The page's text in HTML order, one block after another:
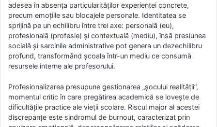
adesea în absența particularităților experienței concrete,
precum emoțiile sau blocajele personale. Identitatea se
sprijină pe un echilibru între trei axe: personală (eu),
profesională (profesie) și contextuală (mediu), însă presiunea
socială și sarcinile administrative pot genera un dezechilibru
profund, transformând școala într-un mediu ce consumă
resursele interne ale profesorului.
Profesionalizarea presupune gestionarea „șocului realității”,
momentul critic în care pregătirea academică se lovește de
dificultățile practice ale vieții școlare. Riscul major al acestei
discrepanțe este sindromul de burnout, caracterizat prin